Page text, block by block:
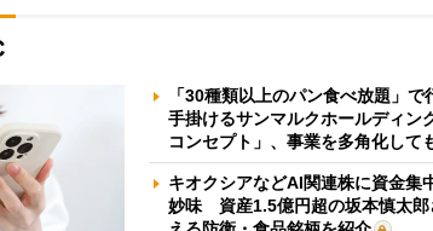
「30種類以上のパン食べ放題」
手掛けるサンマルクホールディ
コンセプト」、事業を多角化して
キオクシアなどAI関連株に資金集
妙味 資産1.5億円超の坂本慎太郎